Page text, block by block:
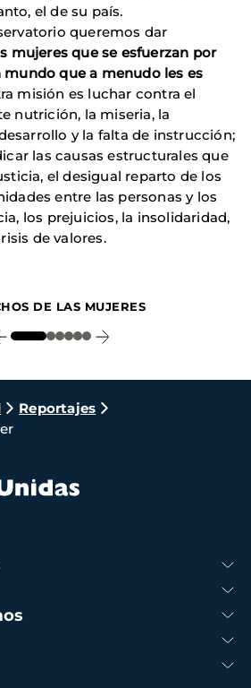
el de su país.
queremos dar
mujeres que se esfuerzan por
que a menudo les es
misión es luchar contra el
nutrición, la miseria, la
y la falta de instrucción;
las causas estructurales que
el desigual reparto de los
entre las personas y los
los prejuicios, la insolidaridad,
de valores.
DE LAS MUJERES
Reportajes